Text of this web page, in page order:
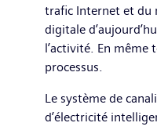
trafic Internet et du
digitale
l’activité. En
processus.
Le système de
d’électricité